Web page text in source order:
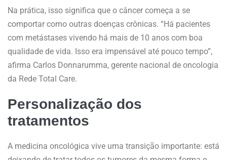
Na prática, isso significa que o câncer começa a se
comportar como outras doenças crônicas. “Há pacientes
com metástases vivendo há mais de 10 anos com boa
qualidade de vida. Isso era impensável até pouco tempo”,
afirma Carlos Donnarumma, gerente nacional de oncologia
da Rede Total Care.
Personalização dos
tratamentos
A medicina oncológica vive uma transição importante: está